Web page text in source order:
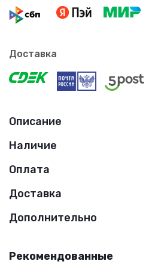
Доставка
Описание
Наличие
Оплата
Доставка
Дополнительно
Рекомендованные